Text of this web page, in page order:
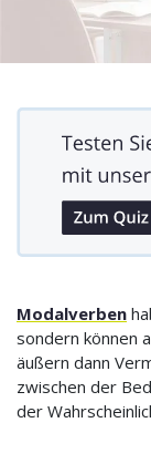
Modalverben
sondern können
äußern dann
zwischen der
der